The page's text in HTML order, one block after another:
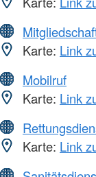
Karte: Link
Mobilruf
Karte: Link
Karte: Link